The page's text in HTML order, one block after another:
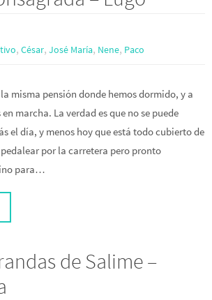
,César,José María, Nene, Paco
misma pensión donde hemos dormido, y a
marcha. La verdad es que no se puede
el día, y menos hoy que está todo cubierto de
por la carretera pero pronto
para…
de Salime –